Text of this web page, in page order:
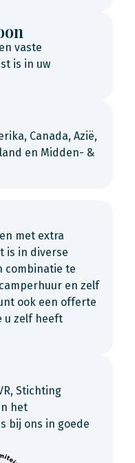
vaste
is in uw
Canada, Azië,
en Midden- &
met extra
is in diverse
combinatie te
en zelf
ook een offerte
u zelf heeft
Stichting
het
bij ons in goede